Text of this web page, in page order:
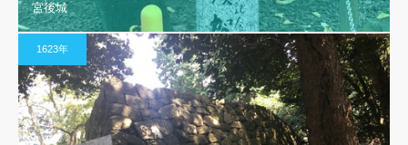
宮後城
1623年